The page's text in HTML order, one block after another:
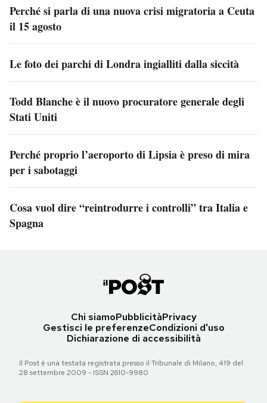
Perché si parla di una nuova crisi migratoria a Ceuta
il 15 agosto
Le foto dei parchi di Londra ingialliti dalla siccità
Todd Blanche è il nuovo procuratore generale degli
Stati Uniti
Perché proprio l’aeroporto di Lipsia è preso di mira
per i sabotaggi
Cosa vuol dire “reintrodurre i controlli” tra Italia e
Spagna
Chi siamoPubblicitàPrivacy
Gestisci le preferenzeCondizioni d'uso
Dichiarazione di accessibilità
Il Post è una testata registrata presso il Tribunale di Milano, 419 del
28 settembre 2009 - ISSN 2610-9980